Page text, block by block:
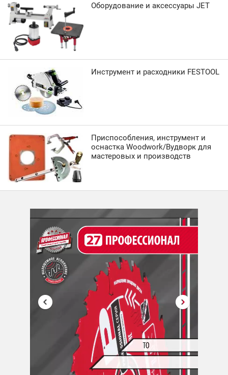
Оборудование и аксессуары JET
Инструмент и расходники FESTOOL
Приспособления, инструмент и
оснастка Woodwork/Вудворк для
мастеровых и производств